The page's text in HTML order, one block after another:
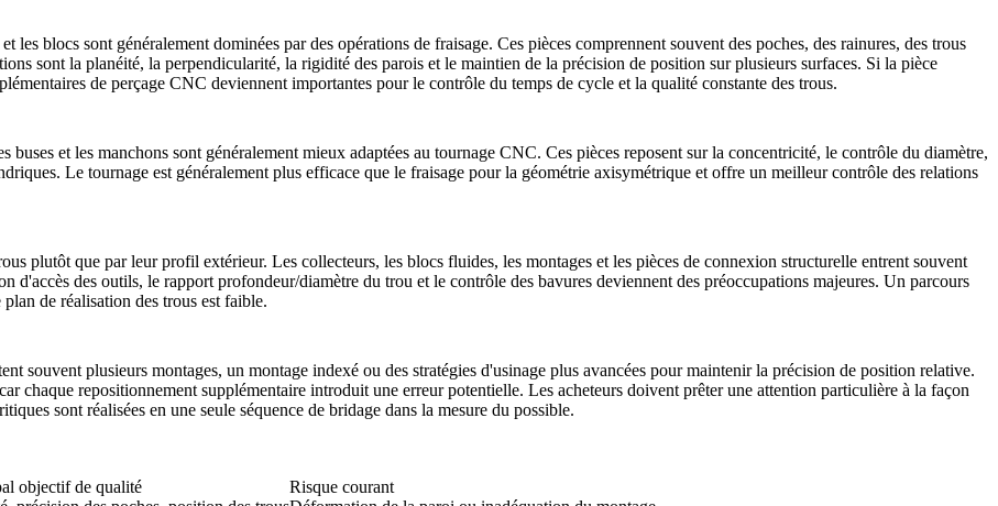
les blocs sont généralement dominées par des opérations de fraisage. Ces pièces comprennent souvent des poches, des rainures, des trous
sont la planéité, la perpendicularité, la rigidité des parois et le maintien de la précision de position sur plusieurs surfaces. Si la pièce
de perçage CNC deviennent importantes pour le contrôle du temps de cycle et la qualité constante des trous.
et les manchons sont généralement mieux adaptées au tournage CNC. Ces pièces reposent sur la concentricité, le contrôle du diamètre,
Le tournage est généralement plus efficace que le fraisage pour la géométrie axisymétrique et offre un meilleur contrôle des relations
plutôt que par leur profil extérieur. Les collecteurs, les blocs fluides, les montages et les pièces de connexion structurelle entrent souvent
d'accès des outils, le rapport profondeur/diamètre du trou et le contrôle des bavures deviennent des préoccupations majeures. Un parcours
de réalisation des trous est faible.
souvent plusieurs montages, un montage indexé ou des stratégies d'usinage plus avancées pour maintenir la précision de position relative.
chaque repositionnement supplémentaire introduit une erreur potentielle. Les acheteurs doivent prêter une attention particulière à la façon
sont réalisées en une seule séquence de bridage dans la mesure du possible.
objectif de qualité
Risque courant